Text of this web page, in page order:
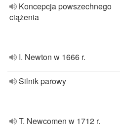
Koncepcja powszechnego
ciążenia
I. Newton w 1666 r.
Silnik parowy
T. Newcomen w 1712 r.